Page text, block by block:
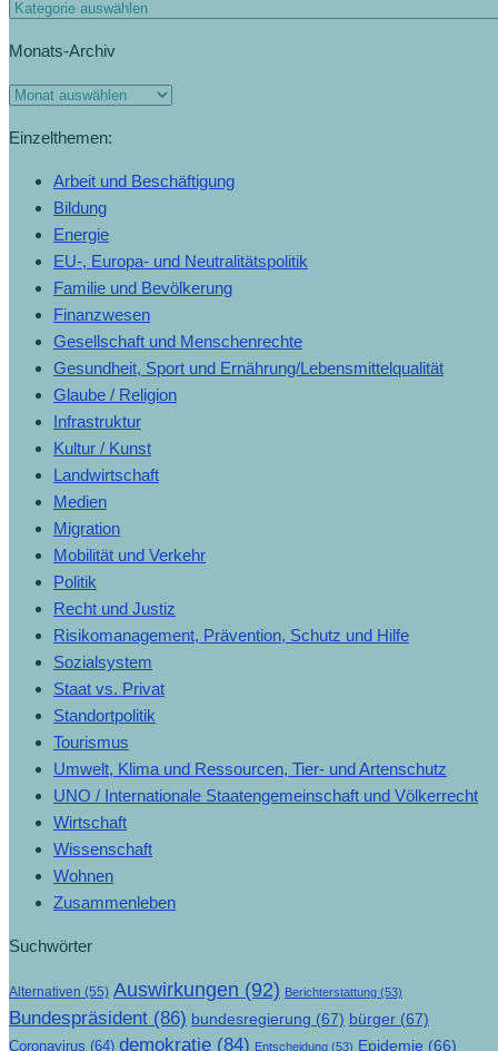
Monats-Archiv
Einzelthemen:
Arbeit und Beschäftigung
Bildung
Energie
EU-, Europa- und Neutralitätspolitik
Familie und Bevölkerung
Finanzwesen
Gesellschaft und Menschenrechte
Gesundheit, Sport und Ernährung/Lebensmittelqualität
Glaube / Religion
Infrastruktur
Kultur / Kunst
Landwirtschaft
Medien
Migration
Mobilität und Verkehr
Politik
Recht und Justiz
Risikomanagement, Prävention, Schutz und Hilfe
Sozialsystem
Staat vs. Privat
Standortpolitik
Tourismus
Umwelt, Klima und Ressourcen, Tier- und Artenschutz
UNO / Internationale Staatengemeinschaft und Völkerrecht
Wirtschaft
Wissenschaft
Wohnen
Zusammenleben
Suchwörter
Alternativen (55) Auswirkungen (92) Berichterstattung (53)
Bundespräsident (86) bundesregierung (67) bürger (67)
Coronavirus (64) demokratie (84) Entscheidung (53) Epidemie (66)